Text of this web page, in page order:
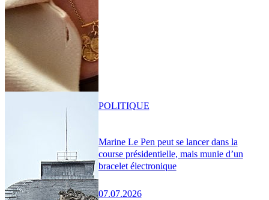
Marine Le Pen peut se lancer dans la
course présidentielle, mais munie d’un
bracelet électronique
07.07.2026
POLITIQUE